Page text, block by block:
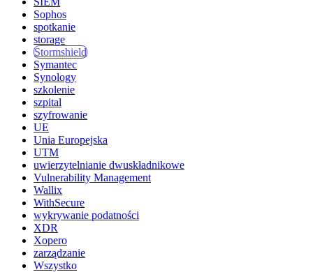
Sophos
spotkanie
storage
Stormshield
Symantec
Synology
szkolenie
szpital
szyfrowanie
UE
Unia Europejska
UTM
uwierzytelnianie dwuskładnikowe
Vulnerability Management
Wallix
WithSecure
wykrywanie podatności
XDR
Xopero
zarządzanie
Wszystko